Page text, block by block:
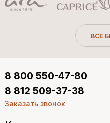
ВСЕ
8 800 550-47-80
8 812 509-37-38
Заказать звонок